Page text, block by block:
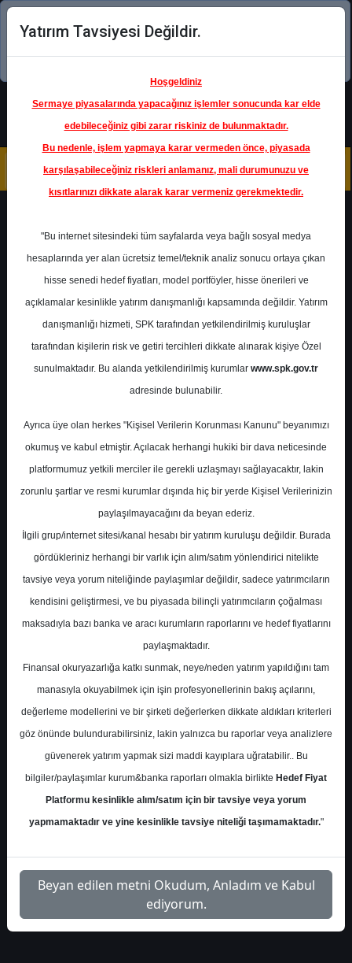
Şimdi uygulamayı indirin!
Ana Sayfa
Raporlar
Yapı Kredi Yatırım
Rapor Detay
TABGD - Hedef Fiyat
Yapı Kredi Yatırım 27 Ocak 2026
Yapı Kredi Yatırım, SOKM-ŞOK Marketler
için hedef fiyatını 62 TL'den 84 TL'ye
yükseltti, tavsiyesini 'AL' olarak korudu
S.No Dosya Adı İndir
1
yapi-kredi-tab-gida-tabgd-
hedef-fiyat-2026
İlgili
Dosyayı
Yatırım Tavsiyesi Değildir.
Hoşgeldiniz
Sermaye piyasalarında yapacağınız işlemler sonucunda kar elde
edebileceğiniz gibi zarar riskiniz de bulunmaktadır.
Bu nedenle, işlem yapmaya karar vermeden önce, piyasada
karşılaşabileceğiniz riskleri anlamanız, mali durumunuzu ve
kısıtlarınızı dikkate alarak karar vermeniz gerekmektedir.
"Bu internet sitesindeki tüm sayfalarda veya bağlı sosyal medya
hesaplarında yer alan ücretsiz temel/teknik analiz sonucu ortaya çıkan
hisse senedi hedef fiyatları, model portföyler, hisse önerileri ve
açıklamalar kesinlikle yatırım danışmanlığı kapsamında değildir. Yatırım
danışmanlığı hizmeti, SPK tarafından yetkilendirilmiş kuruluşlar
tarafından kişilerin risk ve getiri tercihleri dikkate alınarak kişiye Özel
sunulmaktadır. Bu alanda yetkilendirilmiş kurumlar www.spk.gov.tr
adresinde bulunabilir.
Ayrıca üye olan herkes "Kişisel Verilerin Korunması Kanunu" beyanımızı
okumuş ve kabul etmiştir. Açılacak herhangi hukiki bir dava neticesinde
platformumuz yetkili merciler ile gerekli uzlaşmayı sağlayacaktır, lakin
zorunlu şartlar ve resmi kurumlar dışında hiç bir yerde Kişisel Verilerinizin
paylaşılmayacağını da beyan ederiz.
İlgili grup/internet sitesi/kanal hesabı bir yatırım kuruluşu değildir. Burada
gördükleriniz herhangi bir varlık için alım/satım yönlendirici nitelikte
tavsiye veya yorum niteliğinde paylaşımlar değildir, sadece yatırımcıların
kendisini geliştirmesi, ve bu piyasada bilinçli yatırımcıların çoğalması
maksadıyla bazı banka ve aracı kurumların raporlarını ve hedef fiyatlarını
paylaşmaktadır.
Finansal okuryazarlığa katkı sunmak, neye/neden yatırım yapıldığını tam
manasıyla okuyabilmek için işin profesyonellerinin bakış açılarını,
değerleme modellerini ve bir şirketi değerlerken dikkate aldıkları kriterleri
göz önünde bulundurabilirsiniz, lakin yalnızca bu raporlar veya analizlere
güvenerek yatırım yapmak sizi maddi kayıplara uğratabilir.. Bu
bilgiler/paylaşımlar kurum&banka raporları olmakla birlikte Hedef Fiyat
Platformu kesinlikle alım/satım için bir tavsiye veya yorum
yapmamaktadır ve yine kesinlikle tavsiye niteliği taşımamaktadır."
Beyan edilen metni Okudum, Anladım ve Kabul
ediyorum.